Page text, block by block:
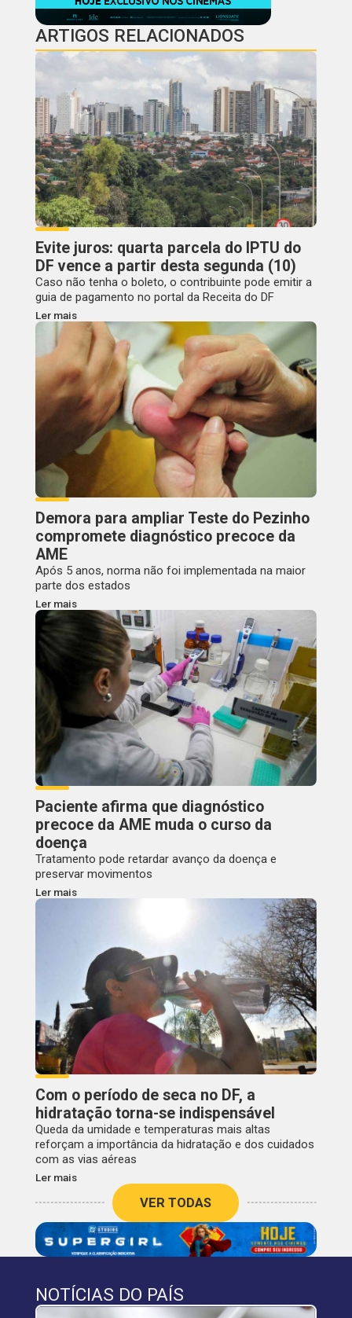
ARTIGOS RELACIONADOS
Evite juros: quarta parcela do IPTU do
DF vence a partir desta segunda (10)
Caso não tenha o boleto, o contribuinte pode emitir a
guia de pagamento no portal da Receita do DF
Ler mais
Demora para ampliar Teste do Pezinho
compromete diagnóstico precoce da
AME
Após 5 anos, norma não foi implementada na maior
parte dos estados
Ler mais
Paciente afirma que diagnóstico
precoce da AME muda o curso da
doença
Tratamento pode retardar avanço da doença e
preservar movimentos
Ler mais
Com o período de seca no DF, a
hidratação torna-se indispensável
Queda da umidade e temperaturas mais altas
reforçam a importância da hidratação e dos cuidados
com as vias aéreas
Ler mais
VER TODAS
NOTÍCIAS DO PAÍS